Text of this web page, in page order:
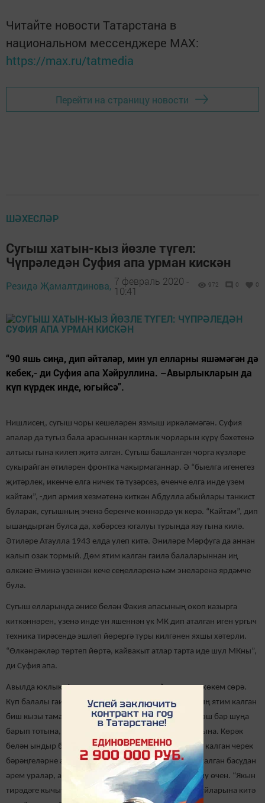
Читайте новости Татарстана в
национальном мессенджере MАХ:
https://max.ru/tatmedia
Перейти на страницу новости
ШӘХЕСЛӘР
Сугыш хатын-кыз йөзле түгел:
Чүпрәледән Суфия апа урман кискән
Резидә Җамалтдинова, 7 февраль 2020 -
10:41
972 0 0
“90 яшь сиңа, дип әйтәләр, мин ул елларны яшәмәгән дә
кебек,- ди Суфия апа Хәйруллина. –Авырлыкларын да
күп күрдек инде, югыйсә”.
Нишлисең, сугыш чоры кешеләрен язмыш иркәләмәгән. Суфия
апалар да тугыз бала арасыннан картлык чорларын күрү бәхетенә
алтысы гына килеп җитә алган. Сугыш башланган чорга күзләре
сукырайган әтиләрен фронтка чакырмаганнар. Ә “быелга игенегез
җитәрлек, икенче елга ничек тә түзәрсез, өченче елга инде үзем
кайтам”, -дип армия хезмәтенә киткән Абдулла абыйлары танкист
буларак, сугышның эченә беренче көннәрдә үк керә. “Кайтам”, дип
ышандырган булса да, хәбәрсез югалуы турында язу гына килә.
Әтиләре Атаулла 1943 елда үлеп китә. Әниләре Мәрфуга да аннан
калып озак тормый. Дөм ятим калган гаилә балаларыннан иң
өлкәне Әминә үзеннән кече сеңелләренә һәм энеләренә ярдәмче
була.
Сугыш елларында әнисе белән Факия апасының окоп казырга
киткәннәрен, үзенә инде ун яшеннән үк МК дип аталган иген ургыч
техника тирәсендә эшләп йөрергә туры килгәнен яхшы хәтерли.
“Өлкәнрәкләр төртеп йөртә, кайвакыт атлар тарта иде шул МКны”,
ди Суфия апа.
Авылда юклык. Авылда гына түгел, һәр өйдә юклык хөкем сөрә.
Күп балалы гаиләләрдә бигрәк тә. Ә Атаулла абыйның ятим калган
биш кызы тамакларын туйдырыр өчен кайда нинди эш бар шуңа
барып тотына, көн итүнең нинди юлы бар – шуңа алына. Көрәк
белән ындыр басалар алар, туфрак эчендә сакланып калган черек
бәрәңгеләрне алып кайтып киптерәләр, чәчелмичә калган басудан
әрем уралар, аны да киптерәләр, мичкә ягып җылыну өчен. “Якын
тирәдәге кычытканны ашап бетергәннән соң, елга буйларына китә